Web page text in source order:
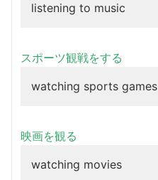
listening to music
スポーツ観戦をする
watching sports games
映画を観る
watching movies